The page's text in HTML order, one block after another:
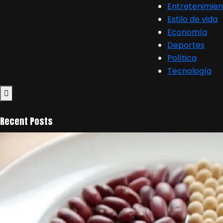
Estilo de vida
Economía
Deportes
Política
Tecnología
Recent Posts